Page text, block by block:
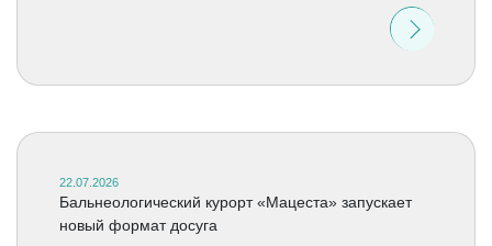
22.07.2026
Бальнеологический курорт «Мацеста» запускает
новый формат досуга